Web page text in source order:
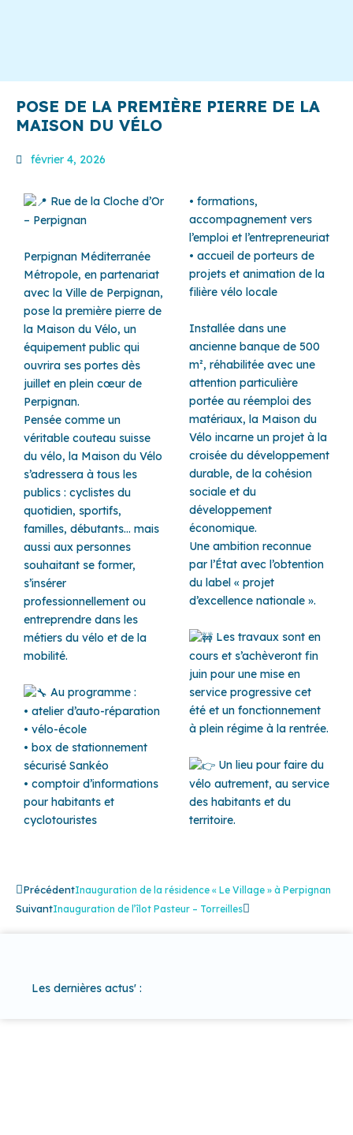
POSE DE LA PREMIÈRE PIERRE DE LA
MAISON DU VÉLO
février 4, 2026
Rue de la Cloche d’Or
– Perpignan
Perpignan Méditerranée
Métropole, en partenariat
avec la Ville de Perpignan,
pose la première pierre de
la Maison du Vélo, un
équipement public qui
ouvrira ses portes dès
juillet en plein cœur de
Perpignan.
Pensée comme un
véritable couteau suisse
du vélo, la Maison du Vélo
s’adressera à tous les
publics : cyclistes du
quotidien, sportifs,
familles, débutants… mais
aussi aux personnes
souhaitant se former,
s’insérer
professionnellement ou
entreprendre dans les
métiers du vélo et de la
mobilité.
Au programme :
• atelier d’auto-réparation
• vélo-école
• box de stationnement
sécurisé Sankéo
• comptoir d’informations
pour habitants et
cyclotouristes
• formations,
accompagnement vers
l’emploi et l’entrepreneuriat
• accueil de porteurs de
projets et animation de la
filière vélo locale
Installée dans une
ancienne banque de 500
m², réhabilitée avec une
attention particulière
portée au réemploi des
matériaux, la Maison du
Vélo incarne un projet à la
croisée du développement
durable, de la cohésion
sociale et du
développement
économique.
Une ambition reconnue
par l’État avec l’obtention
du label « projet
d’excellence nationale ».
Les travaux sont en
cours et s’achèveront fin
juin pour une mise en
service progressive cet
été et un fonctionnement
à plein régime à la rentrée.
Un lieu pour faire du
vélo autrement, au service
des habitants et du
territoire.
Précédent
PrécédentInauguration de la résidence « Le Village » à Perpignan
SuivantInauguration de l’îlot Pasteur – Torreilles
Suivant
Les dernières actus' :